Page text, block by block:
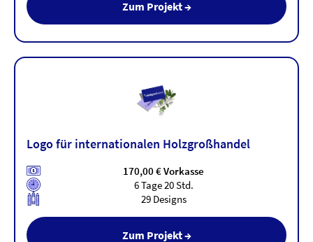
Zum Projekt →
Logo für internationalen Holzgroßhandel
170,00 € Vorkasse
6 Tage 20 Std.
29 Designs
Zum Projekt →